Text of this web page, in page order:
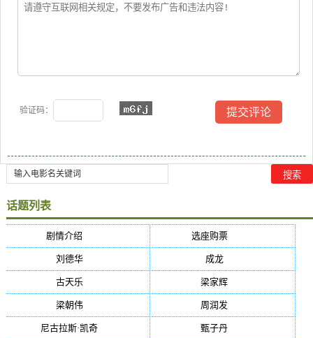
验证码：
话题列表
剧情介绍 选座购票(5384)
刘德华(50) 成龙(46)
古天乐 梁家辉
梁朝伟(37) 周润发
尼古拉斯·凯奇 甄子丹